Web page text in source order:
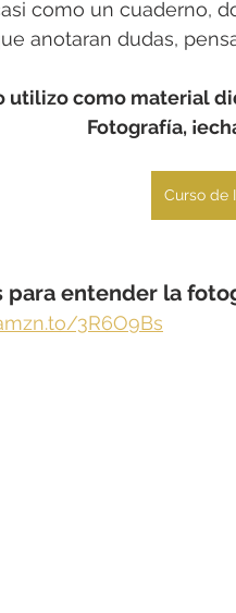
como un cuaderno,
anotaran dudas,
utilizo como material
Fotografía,
Curso de
para entender la
3R6O9Bs